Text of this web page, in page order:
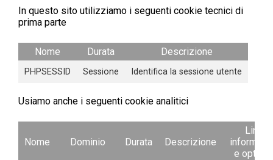
In questo sito utilizziamo i seguenti cookie tecnici di
prima parte
Nome Durata Descrizione
PHPSESSID Sessione Identifica la sessione utente
Usiamo anche i seguenti cookie analitici
Nome Dominio Durata Descrizione
Link
e opt-out